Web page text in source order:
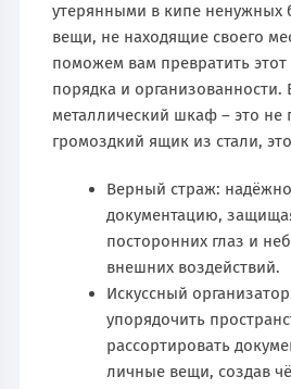
утерянными в кипе ненужных
вещи, не находящие своего
поможем вам превратить
порядка и организованности.
металлический шкаф – это не
громоздкий ящик из стали,
Верный страж:
документацию,
посторонних глаз и
внешних воздействий.
Искусcный
упорядочить
рассортировать
личные вещи, создав